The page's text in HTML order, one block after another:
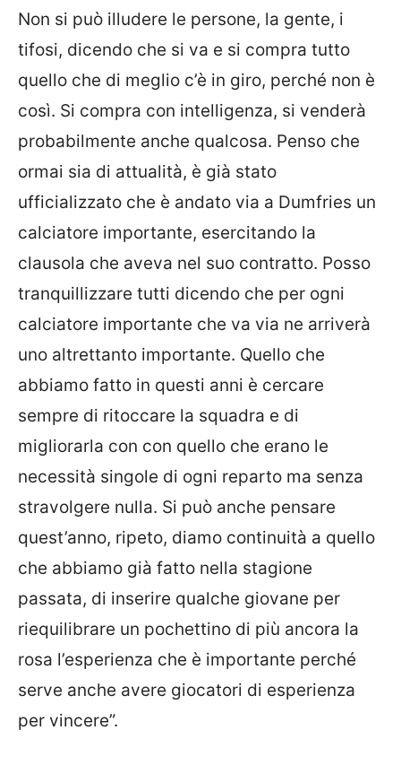
Non si può illudere le persone, la gente, i
tifosi, dicendo che si va e si compra tutto
quello che di meglio c’è in giro, perché non è
così. Si compra con intelligenza, si venderà
probabilmente anche qualcosa. Penso che
ormai sia di attualità, è già stato
ufficializzato che è andato via a Dumfries un
calciatore importante, esercitando la
clausola che aveva nel suo contratto. Posso
tranquillizzare tutti dicendo che per ogni
calciatore importante che va via ne arriverà
uno altrettanto importante. Quello che
abbiamo fatto in questi anni è cercare
sempre di ritoccare la squadra e di
migliorarla con con quello che erano le
necessità singole di ogni reparto ma senza
stravolgere nulla. Si può anche pensare
quest’anno, ripeto, diamo continuità a quello
che abbiamo già fatto nella stagione
passata, di inserire qualche giovane per
riequilibrare un pochettino di più ancora la
rosa l’esperienza che è importante perché
serve anche avere giocatori di esperienza
per vincere”.